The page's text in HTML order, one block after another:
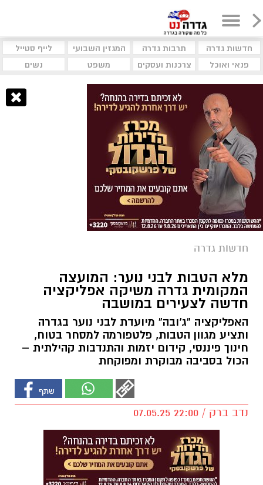
חדשות גדרה תרבות גדרה המגזין השבועי
לייף סטייל
פנאי ואוכל
צרכנות ועסקים משפט נשים
חדשות גדרה
מלא הטבות לבני נוער: המועצה
המקומית גדרה משיקה אפליקציה
חדשה לצעירים במושבה
האפליקציה “ג'ובה” מיועדת לבני נוער בגדרה
ותציע מגוון הטבות, פלטפורמה למסחר בטוח,
חינוך פיננסי, קידום יזמות והתנדבות קהילתית –
הכול בסביבה מבוקרת ומפוקחת
נדב ברק / 22:00 07.05.25